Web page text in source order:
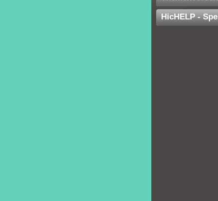
HicHELP -